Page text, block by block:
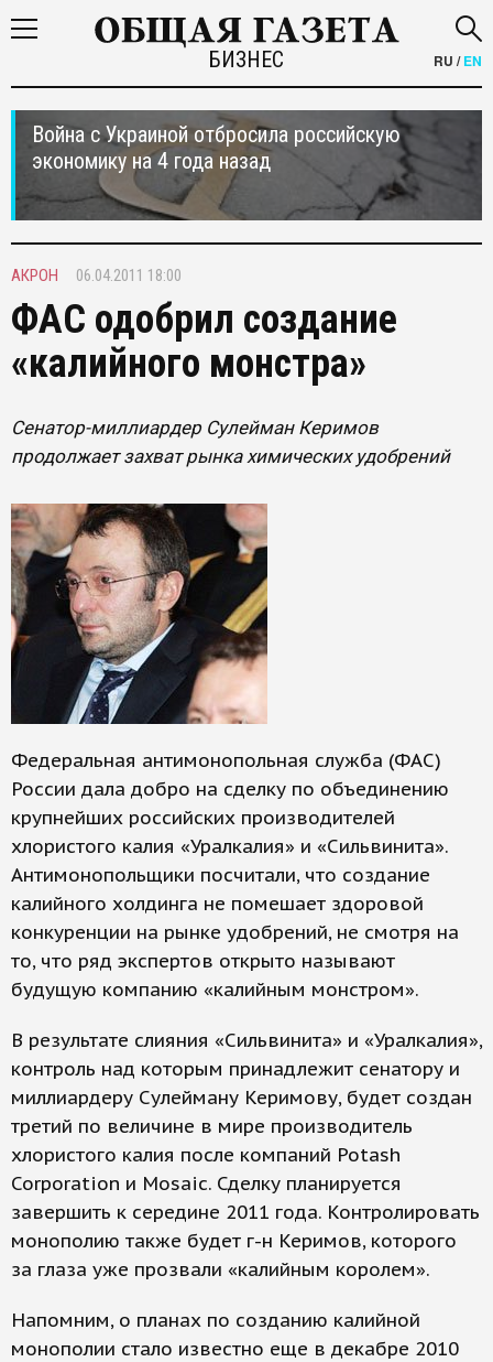
БИЗНЕС RU /EN
Война с Украиной отбросила российскую
экономику на 4 года назад
АКРОН 06.04.2011 18:00
ФАС одобрил создание
«калийного монстра»
Сенатор-миллиардер Сулейман Керимов
продолжает захват рынка химических удобрений
Федеральная антимонопольная служба (ФАС)
России дала добро на сделку по объединению
крупнейших российских производителей
хлористого калия «Уралкалия» и «Сильвинита».
Антимонопольщики посчитали, что создание
калийного холдинга не помешает здоровой
конкуренции на рынке удобрений, не смотря на
то, что ряд экспертов открыто называют
будущую компанию «калийным монстром».
В результате слияния «Сильвинита» и «Уралкалия»,
контроль над которым принадлежит сенатору и
миллиардеру Сулейману Керимову, будет создан
третий по величине в мире производитель
хлористого калия после компаний Potash
Corporation и Mosaic. Сделку планируется
завершить к середине 2011 года. Контролировать
монополию также будет г-н Керимов, которого
за глаза уже прозвали «калийным королем».
Напомним, о планах по созданию калийной
монополии стало известно еще в декабре 2010